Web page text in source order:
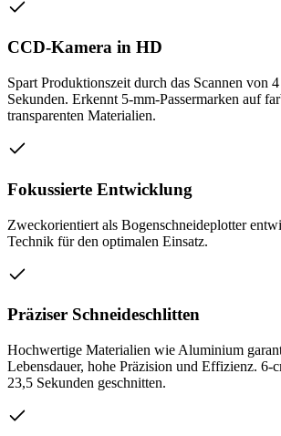
CCD-Kamera in HD
Spart Produktionszeit durch das Scannen von
Sekunden. Erkennt 5-mm-Passermarken auf
transparenten Materialien.
Fokussierte Entwicklung
Zweckorientiert als Bogenschneideplotter
Technik für den optimalen Einsatz.
Präziser Schneideschlitten
Hochwertige Materialien wie Aluminium
Lebensdauer, hohe Präzision und Effizienz. 6-
23,5 Sekunden geschnitten.